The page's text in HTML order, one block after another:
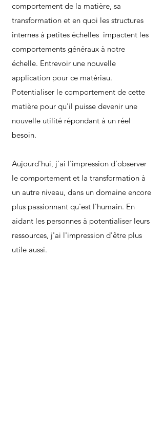
comportement de la matière, sa
transformation et en quoi les structures
internes à petites échelles impactent les
comportements généraux à notre
échelle. Entrevoir une nouvelle
application pour ce matériau.
Potentialiser le comportement de cette
matière pour qu'il puisse devenir une
nouvelle utilité répondant à un réel
besoin.
Aujourd'hui, j'ai l'impression d'observer
le comportement et la transformation à
un autre niveau, dans un domaine encore
plus passionnant qu'est l'humain. En
aidant les personnes à potentialiser leurs
ressources, j'ai l'impression d'être plus
utile aussi.